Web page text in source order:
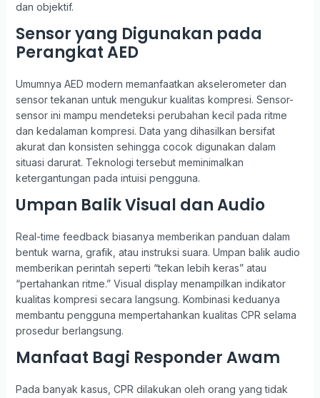
dan objektif.
Sensor yang Digunakan pada
Perangkat AED
Umumnya AED modern memanfaatkan akselerometer dan
sensor tekanan untuk mengukur kualitas kompresi. Sensor-
sensor ini mampu mendeteksi perubahan kecil pada ritme
dan kedalaman kompresi. Data yang dihasilkan bersifat
akurat dan konsisten sehingga cocok digunakan dalam
situasi darurat. Teknologi tersebut meminimalkan
ketergantungan pada intuisi pengguna.
Umpan Balik Visual dan Audio
Real-time feedback biasanya memberikan panduan dalam
bentuk warna, grafik, atau instruksi suara. Umpan balik audio
memberikan perintah seperti “tekan lebih keras” atau
“pertahankan ritme.” Visual display menampilkan indikator
kualitas kompresi secara langsung. Kombinasi keduanya
membantu pengguna mempertahankan kualitas CPR selama
prosedur berlangsung.
Manfaat Bagi Responder Awam
Pada banyak kasus, CPR dilakukan oleh orang yang tidak